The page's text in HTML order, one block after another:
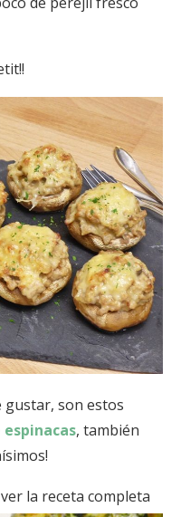
gustar, son estos
, también
la receta completa